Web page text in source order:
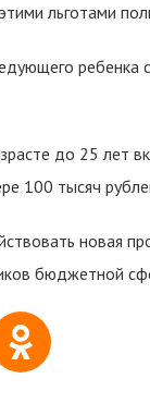
льготами
ребенка
до 25 лет
100 тысяч
новая
бюджетной